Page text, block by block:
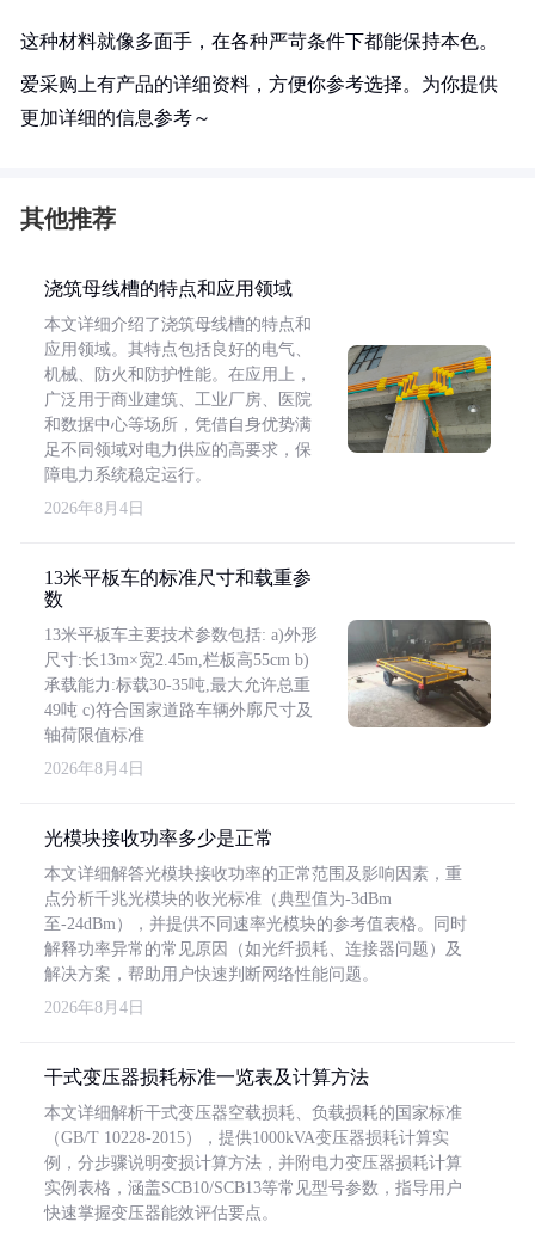
这种材料就像多面手，在各种严苛条件下都能保持本色。
爱采购上有产品的详细资料，方便你参考选择。为你提供
更加详细的信息参考～
其他推荐
浇筑母线槽的特点和应用领域
本文详细介绍了浇筑母线槽的特点和
应用领域。其特点包括良好的电气、
机械、防火和防护性能。在应用上，
广泛用于商业建筑、工业厂房、医院
和数据中心等场所，凭借自身优势满
足不同领域对电力供应的高要求，保
障电力系统稳定运行。
2026年8月4日
13米平板车的标准尺寸和载重参
数
13米平板车主要技术参数包括: a)外形
尺寸:长13m×宽2.45m,栏板高55cm b)
承载能力:标载30-35吨,最大允许总重
49吨 c)符合国家道路车辆外廓尺寸及
轴荷限值标准
2026年8月4日
光模块接收功率多少是正常
本文详细解答光模块接收功率的正常范围及影响因素，重
点分析千兆光模块的收光标准（典型值为-3dBm
至-24dBm），并提供不同速率光模块的参考值表格。同时
解释功率异常的常见原因（如光纤损耗、连接器问题）及
解决方案，帮助用户快速判断网络性能问题。
2026年8月4日
干式变压器损耗标准一览表及计算方法
本文详细解析干式变压器空载损耗、负载损耗的国家标准
（GB/T 10228-2015），提供1000kVA变压器损耗计算实
例，分步骤说明变损计算方法，并附电力变压器损耗计算
实例表格，涵盖SCB10/SCB13等常见型号参数，指导用户
快速掌握变压器能效评估要点。